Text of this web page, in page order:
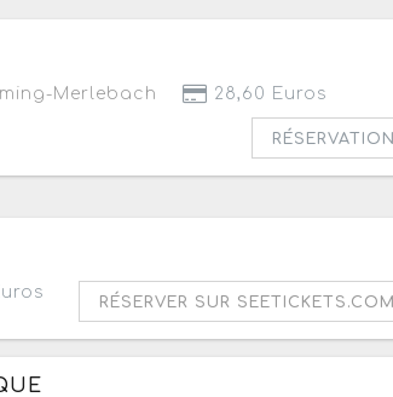
Merlebach 28,60 Euros
RÉSERVATION
RÉSERVER SUR SEETICKETS.COM